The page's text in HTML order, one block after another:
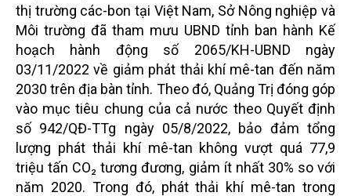
thị trường các-bon tại Việt Nam, Sở Nông nghiệp và
Môi trường đã tham mưu UBND tỉnh ban hành Kế
hoạch hành động số 2065/KH-UBND ngày
03/11/2022 về giảm phát thải khí mê-tan đến năm
2030 trên địa bàn tỉnh. Theo đó, Quảng Trị đóng góp
vào mục tiêu chung của cả nước theo Quyết định
số 942/QĐ-TTg ngày 05/8/2022, bảo đảm tổng
lượng phát thải khí mê-tan không vượt quá 77,9
triệu tấn CO₂ tương đương, giảm ít nhất 30% so với
năm 2020. Trong đó, phát thải khí mê-tan trong